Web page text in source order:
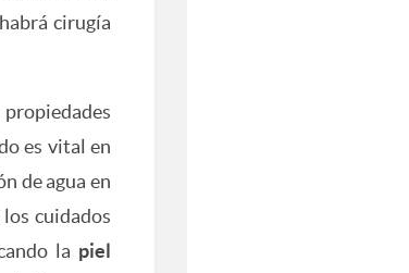
cirugía
es vital en
de agua en
cuidados
la piel